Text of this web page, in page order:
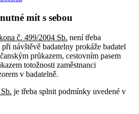
mít s sebou
č. 499/2004 Sb. není třeba
návštěvě badatelny prokáže badatel
průkazem, cestovním pasem
totožnosti zaměstnanci
v badatelně.
je třeba splnit podmínky uvedené v